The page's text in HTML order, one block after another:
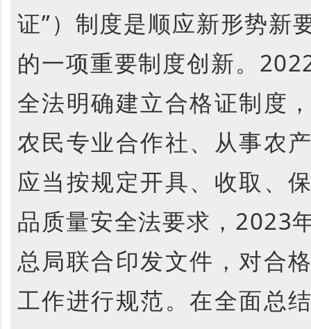
证”）制度是顺应新形势新
的一项重要制度创新。
全法明确建立合格证制度
农民专业合作社、从事农
应当按规定开具、收取、
品质量安全法要求，2023
总局联合印发文件，对合
工作进行规范。在全面总